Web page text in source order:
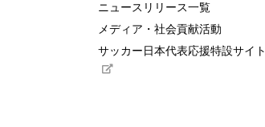
ニュースリリース一覧
メディア・社会貢献活動
サッカー日本代表応援特設サイト